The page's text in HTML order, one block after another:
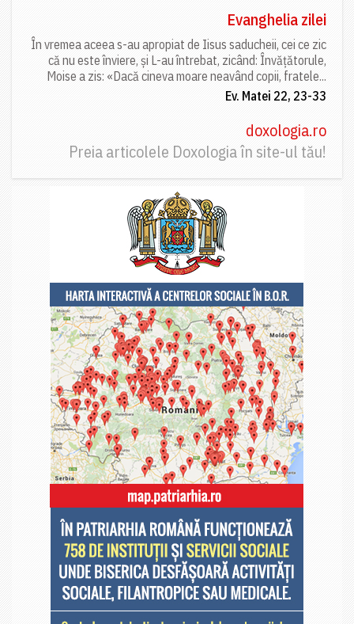
Evanghelia zilei
În vremea aceea s-au apropiat de Iisus saducheii, cei ce zic
că nu este înviere, și L-au întrebat, zicând: Învățătorule,
Moise a zis: «Dacă cineva moare neavând copii, fratele...
Ev. Matei 22, 23-33
doxologia.ro
Preia articolele Doxologia în site-ul tău!